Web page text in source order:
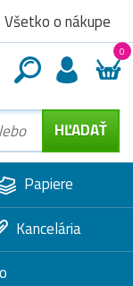
Všetko o nákupe
0
Papiere
Kancelária